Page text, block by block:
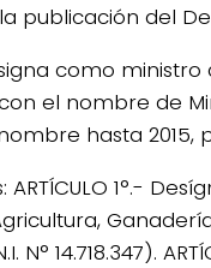
publicación del
como
el nombre de
hasta 2015,
1°.-
N° 14.718.347).